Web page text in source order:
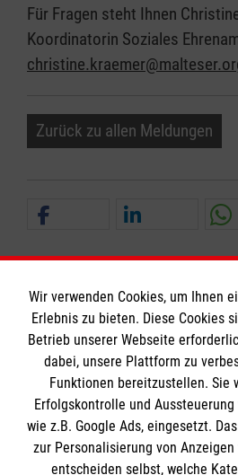
Für Fragen steht Ihnen
Koordinatorin Soziales
Zurück zu allen Meldungen
Informationen
Impressum
Datenschutz
Barrierefreiheit
Die Malteser
Wir verwenden Cookies, um Ihnen
Erlebnis zu bieten. Diese Cookies
Betrieb unserer Webseite
dabei, unsere Plattform zu
Funktionen bereitzustellen. Sie
Erfolgskontrolle und
wie z.B. Google Ads, eingesetzt.
zur Personalisierung von
entscheiden selbst, welche